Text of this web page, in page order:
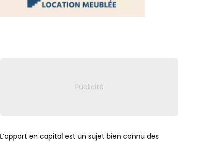
L’apport en capital est un sujet bien connu des